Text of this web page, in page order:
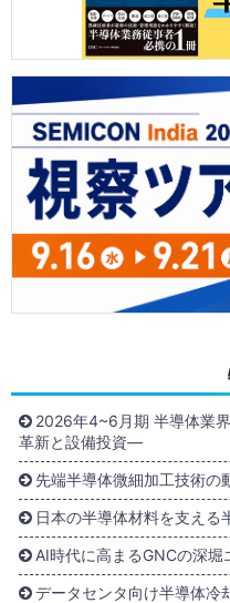
2026年4~6月期 半導体業
革新と設備投資―
先端半導体微細加工技術の
日本の半導体材料を支える
AI時代に高まるGNCの深堀
データセンタ向け半導体冷